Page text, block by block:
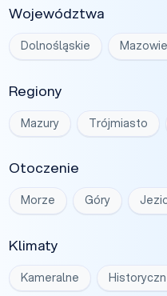
Województwa
Dolnośląskie
Regiony
Mazury Trójmiasto
Otoczenie
Morze Góry
Klimaty
Kameralne